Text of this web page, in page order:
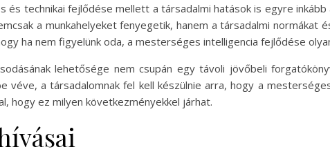
és technikai fejlődése mellett a társadalmi hatások is egyre
a munkahelyeket fenyegetik, hanem a társadalmi normákat
ha nem figyelünk oda, a mesterséges intelligencia fejlődése
lehetősége nem csupán egy távoli jövőbeli
a társadalomnak fel kell készülnie arra, hogy a
hogy ez milyen következményekkel járhat.